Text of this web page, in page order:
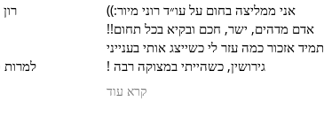
אני ממליצה בחום על עו״ד רוני מיור:))
אדם מדהים, ישר, חכם ובקיא בכל תחום!!
תמיד אזכור כמה עזר לי כשייצג אותי בענייני
גירושין, כשהייתי במצוקה רבה !
תודה רבה לך רוני על כל העזרה:)))
קרא עוד